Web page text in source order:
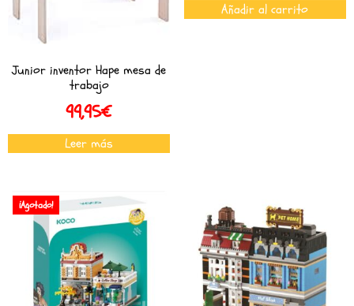
Junior inventor Hape mesa de
trabajo
99,95€
Leer más
Añadir al carrito
¡Agotado!